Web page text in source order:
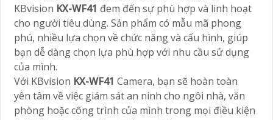
KBvision KX-WF41 đem đến sự phù hợp và linh hoạt
cho người tiêu dùng. Sản phẩm có mẫu mã phong
phú, nhiều lựa chọn về chức năng và cấu hình, giúp
bạn dễ dàng chọn lựa phù hợp với nhu cầu sử dụng
của mình.
Với KBvision KX-WF41 Camera, bạn sẽ hoàn toàn
yên tâm về việc giám sát an ninh cho ngôi nhà, văn
phòng hoặc công trình của mình trong mọi điều kiện